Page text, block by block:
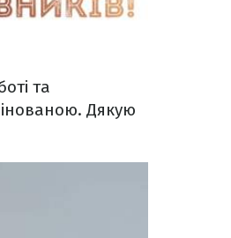
та
Дякую